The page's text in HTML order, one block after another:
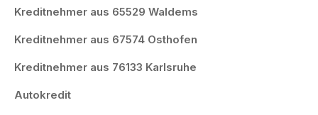
Kreditnehmer aus 65529 Waldems
Kreditnehmer aus 67574 Osthofen
Kreditnehmer aus 76133 Karlsruhe
Autokredit